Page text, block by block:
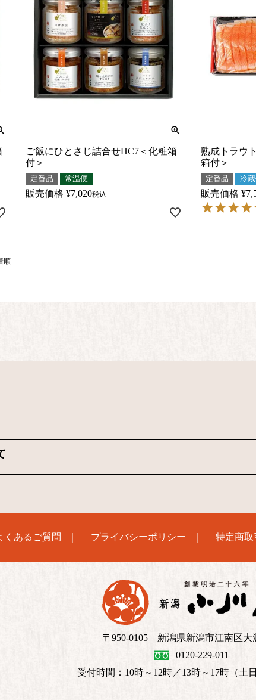
ご飯にひとさじ詰合せHC7＜化粧箱
付＞
定番品 常温便
販売価格 ¥7,020税込
熟成トラウ
箱付＞
定番品 冷
販売価格 ¥
順
くあるご質問 プライバシーポリシー 特定商取
〒950-0105 新潟県新潟市江南区大
0120-229-011
受付時間：10時～12時／13時～17時（土